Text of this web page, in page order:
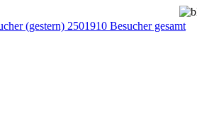
(gestern) 2501910 Besucher gesamt